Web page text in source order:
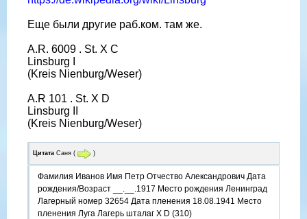
Еще были другие раб.ком. там же.
A.R. 6009 . St. X C
Linsburg I
(Kreis Nienburg/Weser)
A.R 101 . St. X D
Linsburg II
(Kreis Nienburg/Weser)
Цитата Саня ( )
Фамилия Иванов Имя Петр Отчество Александрович Дата
рождения/Возраст __.__.1917 Место рождения Ленинград
Лагерный номер 32654 Дата пленения 18.08.1941 Место
пленения Луга Лагерь шталаг X D (310)